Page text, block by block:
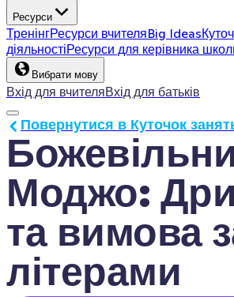
Ресурси
ТренінгРесурси вчителяBig Ideas
діяльностіРесурси для керівника
Вибрати мову
Вхід для вчителяВхід для батьків
Моджо:
та вимова
літерами
Повернутися в Куточок